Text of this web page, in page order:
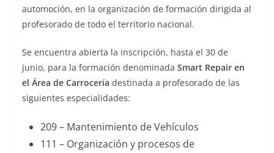
automoción, en la organización de formación dirigida al
profesorado de todo el territorio nacional.
Se encuentra abierta la inscripción, hasta el 30 de
junio, para la formación denominada Smart Repair en
el Área de Carrocería destinada a profesorado de las
siguientes especialidades:
209 – Mantenimiento de Vehículos
111 – Organización y procesos de